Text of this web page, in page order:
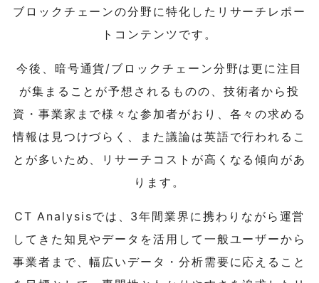
ブロックチェーンの分野に特化したリサーチレポー
トコンテンツです。
今後、暗号通貨/ブロックチェーン分野は更に注目
が集まることが予想されるものの、技術者から投
資・事業家まで様々な参加者がおり、各々の求める
情報は見つけづらく、また議論は英語で行われるこ
とが多いため、リサーチコストが高くなる傾向があ
ります。
CT Analysisでは、3年間業界に携わりながら運営
してきた知見やデータを活用して一般ユーザーから
事業者まで、幅広いデータ・分析需要に応えること